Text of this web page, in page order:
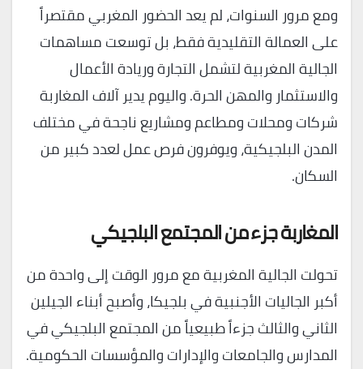
ومع مرور السنوات، لم يعد الحضور المغربي مقتصراً
على العمالة التقليدية فقط، بل توسعت مساهمات
الجالية المغربية لتشمل التجارة وريادة الأعمال
والاستثمار والمهن الحرة. واليوم يدير آلاف المغاربة
شركات ومحلات ومطاعم ومشاريع ناجحة في مختلف
المدن البلجيكية، ويوفرون فرص عمل لعدد كبير من
السكان.
المغاربة جزء من المجتمع البلجيكي
تحولت الجالية المغربية مع مرور الوقت إلى واحدة من
أكبر الجاليات الأجنبية في بلجيكا، وأصبح أبناء الجيلين
الثاني والثالث جزءاً طبيعياً من المجتمع البلجيكي في
المدارس والجامعات والإدارات والمؤسسات الحكومية.